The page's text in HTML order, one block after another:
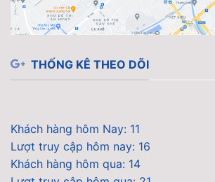
THỐNG KÊ THEO DÕI
Khách hàng hôm Nay: 11
Lượt truy cập hôm nay: 16
Khách hàng hôm qua: 14